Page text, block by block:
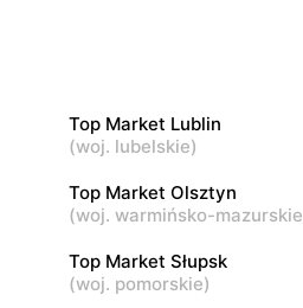
Warszawa, ul. Gotarda 16
Top Market
Top Market Lublin
(woj. lubelskie)
Top Market Olsztyn
(woj. warmińsko-mazurskie
Top Market Słupsk
(woj. pomorskie)